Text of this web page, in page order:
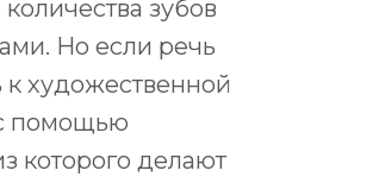
зубов
Но если речь
художественной
помощью
которого делают